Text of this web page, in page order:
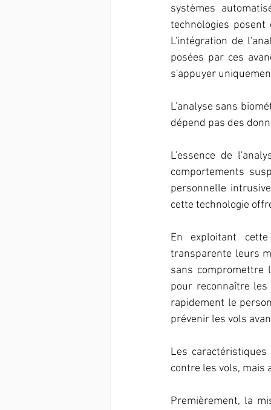
systèmes
technologies
L'intégration de
posées par ces
s'appuyer
L'analyse sans
dépend pas des
L'essence de
comportements
personnelle
cette technologie
En exploitant
transparente leurs
sans compromettre
pour reconnaître
rapidement le
prévenir les vols
Les
contre les vols, mais
Premièrement, la